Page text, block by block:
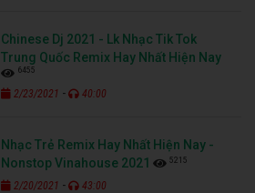
Chinese Dj 2021 - Lk Nhạc Tik Tok
Trung Quốc Remix Hay Nhất Hiện Nay
6455
2/23/2021 - 40:00
Nhạc Trẻ Remix Hay Nhất Hiện Nay -
Nonstop Vinahouse 2021
5215
2/20/2021 - 43:00